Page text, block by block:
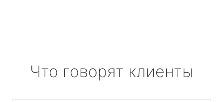
Что говорят клиенты